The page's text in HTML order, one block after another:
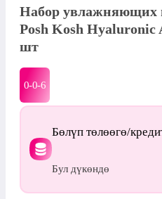
Набор увлажняющих
Posh Kosh Hyaluronic
шт
0-0-6
Бөлүп төлөөгө/
Бул дүкөндө